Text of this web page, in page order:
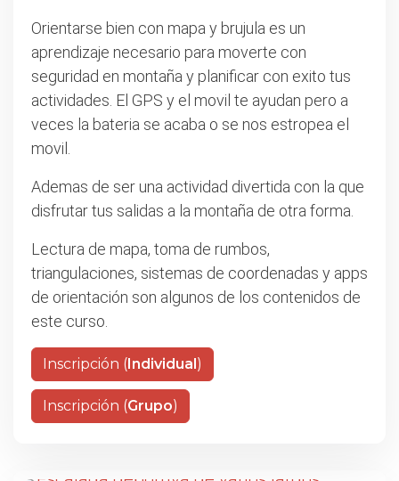
Orientarse bien con mapa y brujula es un
aprendizaje necesario para moverte con
seguridad en montaña y planificar con exito tus
actividades. El GPS y el movil te ayudan pero a
veces la bateria se acaba o se nos estropea el
movil.
Ademas de ser una actividad divertida con la que
disfrutar tus salidas a la montaña de otra forma.
Lectura de mapa, toma de rumbos,
triangulaciones, sistemas de coordenadas y apps
de orientación son algunos de los contenidos de
este curso.
Inscripción (Individual)
Inscripción (Grupo)